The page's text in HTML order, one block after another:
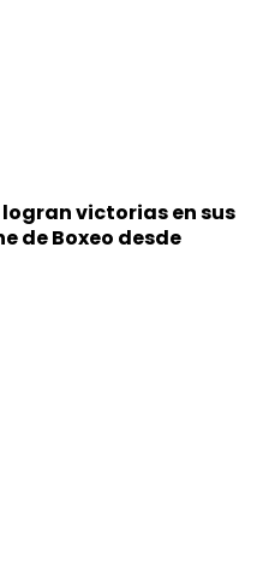
logran victorias en sus
de Boxeo desde